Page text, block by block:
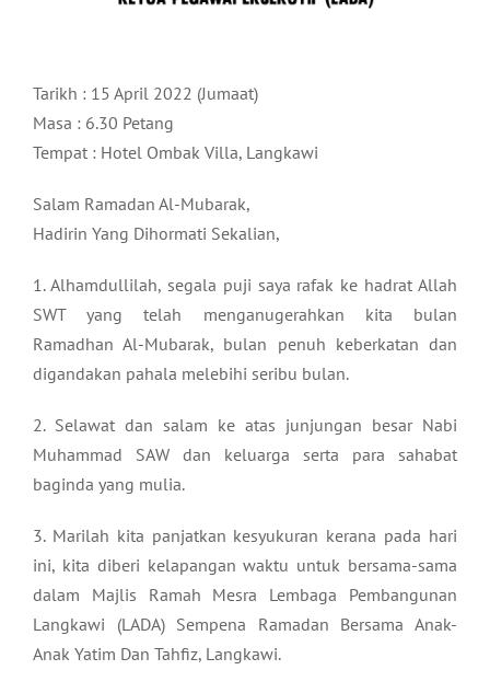
Tarikh : 15 April 2022 (Jumaat)
Masa : 6.30 Petang
Tempat : Hotel Ombak Villa, Langkawi
Salam Ramadan Al-Mubarak,
Hadirin Yang Dihormati Sekalian,
1. Alhamdullilah, segala puji saya rafak ke hadrat Allah
SWT yang telah menganugerahkan kita bulan
Ramadhan Al-Mubarak, bulan penuh keberkatan dan
digandakan pahala melebihi seribu bulan.
2. Selawat dan salam ke atas junjungan besar Nabi
Muhammad SAW dan keluarga serta para sahabat
baginda yang mulia.
3. Marilah kita panjatkan kesyukuran kerana pada hari
ini, kita diberi kelapangan waktu untuk bersama-sama
dalam Majlis Ramah Mesra Lembaga Pembangunan
Langkawi (LADA) Sempena Ramadan Bersama Anak-
Anak Yatim Dan Tahfiz, Langkawi.